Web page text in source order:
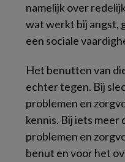
namelijk over
wat werkt bij angst,
een sociale
Het benutten van
echter tegen. Bij
problemen en
kennis. Bij iets meer
problemen en
benut en voor het